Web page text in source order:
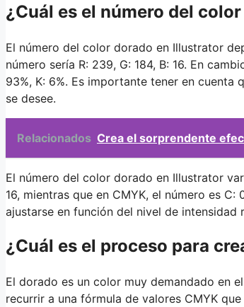
¿Cuál es el número del
El número del color dorado en Illustrator
número sería R: 239, G: 184, B: 16. En
93%, K: 6%. Es importante tener en
se desee.
Relacionados Crea el sorprendente
El número del color dorado en Illustrator
16, mientras que en CMYK, el número es
ajustarse en función del nivel de intensidad
¿Cuál es el proceso para
El dorado es un color muy demandado en
recurrir a una fórmula de valores CMYK